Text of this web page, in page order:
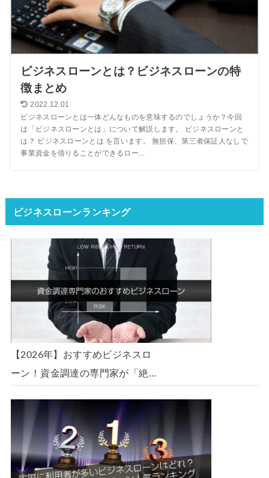
ビジネスローンとは？ビジネスローンの特
徴まとめ
2022.12.01
ビジネスローンとは一体どんなものを意味するのでしょうか？今回
は「ビジネスローンとは」について解説します。 ビジネスローンと
は？ ビジネスローンとは を言います。 無担保、第三者保証人なしで
事業資金を借りることができるロー...
ビジネスローンランキング
【2026年】おすすめビジネスロ
ーン！資金調達の専門家が「絶
ーン・事業者ローン・商工ローン
ランキング